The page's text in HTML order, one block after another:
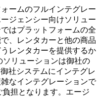
ームのフルインテグレー
ジェンシー向けソリュー
はプラットフォームの全
、レンタカーと他の商品
レンタカーを提供するか
リューションは御社の
社システムにインテグレ
なインテグレーションで
担となります。エージ